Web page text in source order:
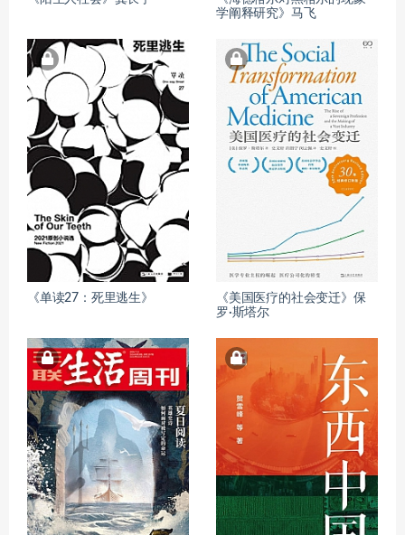
学阐释研究》马飞
《单读27：死里逃生》
《美国医疗的社会变迁》保
罗·斯塔尔